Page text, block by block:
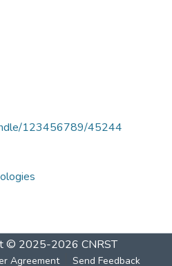
123456789/45244
© 2025-2026 CNRST
Agreement Send Feedback